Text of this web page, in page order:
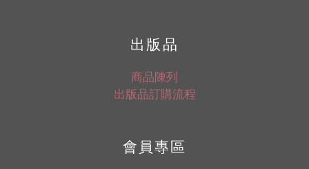
出版品
商品陳列
出版品訂購流程
會員專區